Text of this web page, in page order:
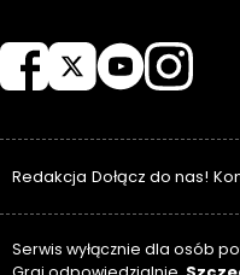
Redakcja Dołącz do nas!
Serwis wyłącznie dla osób